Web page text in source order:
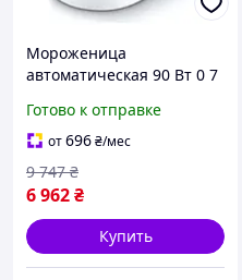
Мороженица
автоматическая 90 Вт 0 7
Camry GN-10074
Готово к отправке
от696₴/мес
6 962₴
9 747 ₴
Купить